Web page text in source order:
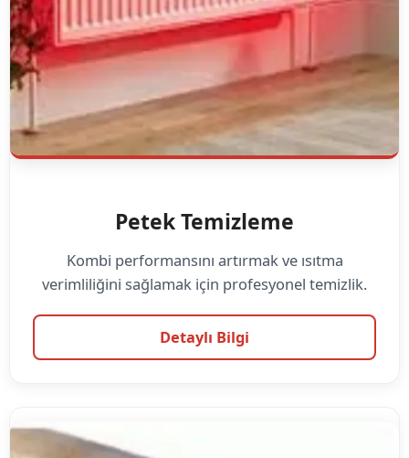
Petek Temizleme
Kombi performansını artırmak ve ısıtma
verimliliğini sağlamak için profesyonel temizlik.
Detaylı Bilgi